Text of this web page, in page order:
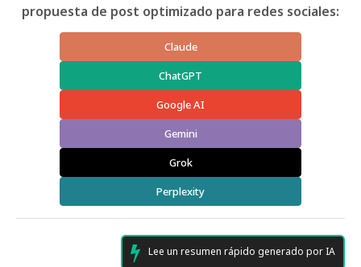
propuesta de post optimizado para redes sociales:
Claude
ChatGPT
Google AI
Gemini
Grok
Perplexity
Lee un resumen rápido generado por IA